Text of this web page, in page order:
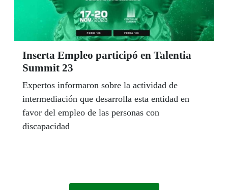
Inserta Empleo participó en Talentia
Summit 23
Expertos informaron sobre la actividad de
intermediación que desarrolla esta entidad en
favor del empleo de las personas con
discapacidad